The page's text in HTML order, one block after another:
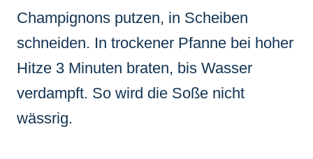
Champignons putzen, in Scheiben
schneiden. In trockener Pfanne bei hoher
Hitze 3 Minuten braten, bis Wasser
verdampft. So wird die Soße nicht
wässrig.